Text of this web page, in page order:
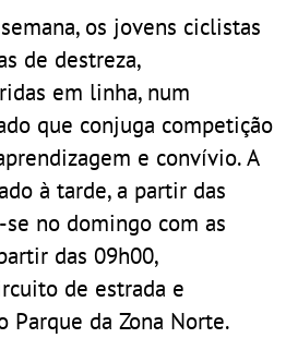
os jovens ciclistas
de destreza,
em linha, num
que conjuga competição
e convívio. A
à tarde, a partir das
no domingo com as
das 09h00,
de estrada e
Parque da Zona Norte.